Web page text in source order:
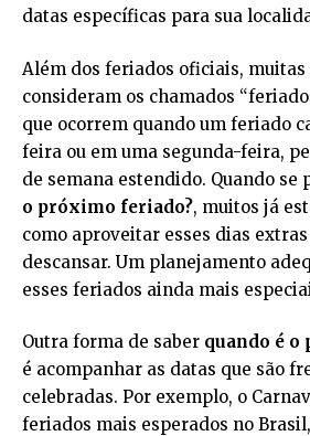
datas específicas para sua
Além dos feriados oficiais, muitas
consideram os chamados
que ocorrem quando um feriado
feira ou em uma segunda-feira,
de semana estendido. Quando se
o próximo feriado?, muitos já
como aproveitar esses dias
descansar. Um planejamento
esses feriados ainda mais
Outra forma de saber quando é
é acompanhar as datas que são
celebradas. Por exemplo, o
feriados mais esperados no